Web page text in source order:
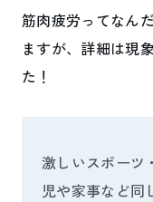
筋肉疲労ってなん
ますが、詳細は現
た！
激しいスポーツ
児や家事など同